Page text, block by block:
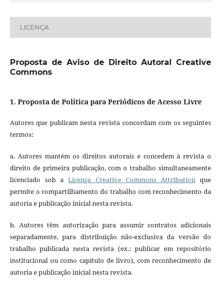
LICENÇA
Proposta de Aviso de Direito Autoral Creative
Commons
1. Proposta de Política para Periódicos de Acesso Livre
Autores que publicam nesta revista concordam com os seguintes
termos:
a. Autores mantém os direitos autorais e concedem à revista o
direito de primeira publicação, com o trabalho simultaneamente
licenciado sob aLicença Creative Commons Attribution que
permite o compartilhamento do trabalho com reconhecimento da
autoria e publicação inicial nesta revista.
b. Autores têm autorização para assumir contratos adicionais
separadamente, para distribuição não-exclusiva da versão do
trabalho publicada nesta revista (ex.: publicar em repositório
institucional ou como capítulo de livro), com reconhecimento de
autoria e publicação inicial nesta revista.